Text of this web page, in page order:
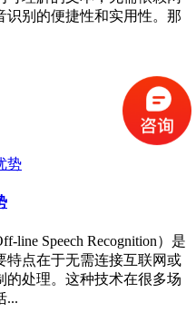
识别的便捷性和实用性。那
Speech Recognition）是
特点在于无需连接互联网或
的处理。这种技术在很多场
...